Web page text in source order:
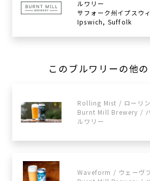
ルワリー
サフォーク州イプスウ
Ipswich, Suffolk
このブルワリーの他
Rolling Mist / ローリ
Burnt Mill Brewery /
ルワリー
Waveform / ウェーヴ